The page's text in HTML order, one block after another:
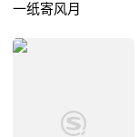
一纸寄风月